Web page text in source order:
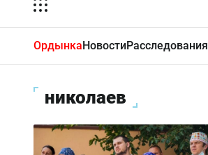
ОрдынкаНовостиРасследования
николаев